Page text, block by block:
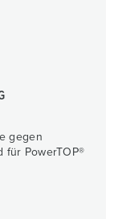
gegen
für PowerTOP®